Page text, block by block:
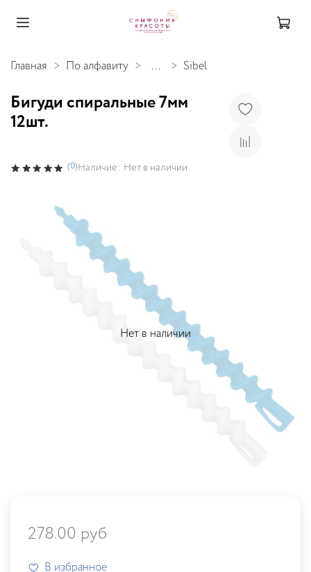
Главная По алфавиту ... Sibel
Нет в наличии
Бигуди спиральные 7мм
12шт.
(0)Наличие: Нет в наличии
278.00 руб
В избранное